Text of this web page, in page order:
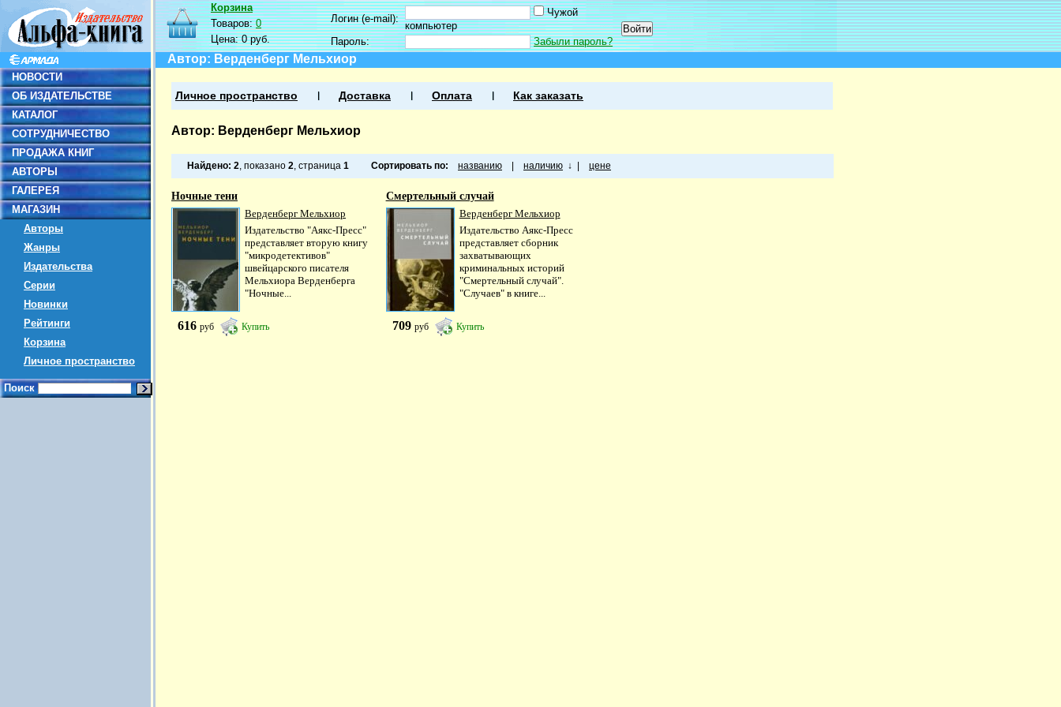
НОВОСТИ
ОБ ИЗДАТЕЛЬСТВЕ
КАТАЛОГ
СОТРУДНИЧЕСТВО
ПРОДАЖА КНИГ
АВТОРЫ
ГАЛЕРЕЯ
МАГАЗИН
Авторы
Жанры
Издательства
Серии
Новинки
Рейтинги
Корзина
Личное пространство
Поиск
Корзина
Товаров:0
Цена:0 руб.
Логин (e-mail):
Чужой
компьютер
Пароль:
Забыли пароль?
Автор: Верденберг Мельхиор
Личное пространство Доставка Оплата Как заказать
Автор: Верденберг Мельхиор
Найдено: 2, показано 2, страница 1 Сортировать по: названию наличию ↓ цене
Ночные тени
Верденберг Мельхиор
Издательство "Аякс-Пресс"
представляет вторую книгу
"микродетективов"
швейцарского писателя
Мельхиора Верденберга
"Ночные...
616 руб Купить
Смертельный случай
Верденберг Мельхиор
Издательство Аякс-Пресс
представляет сборник
захватывающих
криминальных историй
"Смертельный случай".
"Случаев" в книге...
709 руб Купить